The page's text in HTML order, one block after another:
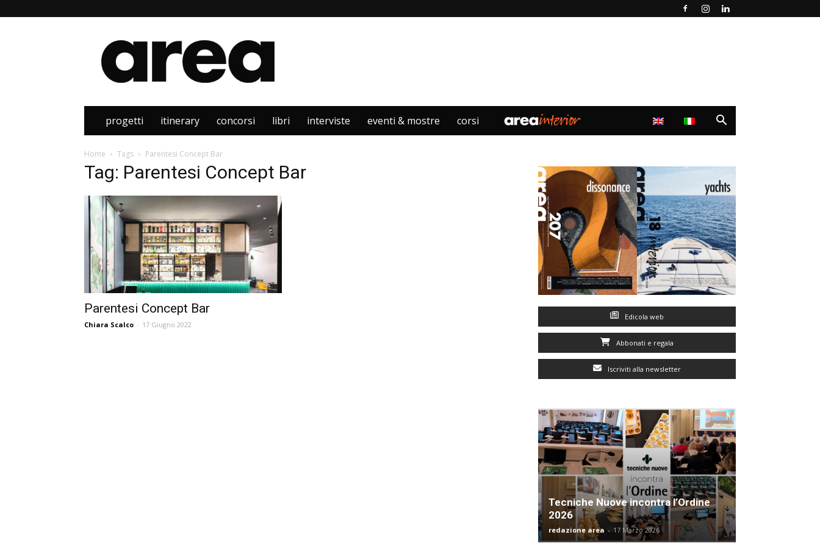
Area
progetti itinerary concorsi libri interviste eventi & mostre corsi
Home Tags Parentesi Concept Bar
Tag: Parentesi Concept Bar
Parentesi Concept Bar
Chiara Scalco - 17 Giugno 2022
Edicola web
Abbonati e regala
Iscriviti alla newsletter
Tecniche Nuove incontra l’Ordine
2026
redazione area - 17 Marzo 2026